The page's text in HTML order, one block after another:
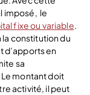
imposé, le
fixe ou variable.
la constitution du
d’apports en
sa
montant doit
activité, il peut